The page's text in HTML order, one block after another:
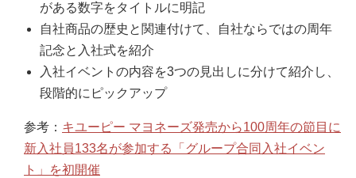
がある数字をタイトルに明記
自社商品の歴史と関連付けて、自社ならではの周年
記念と入社式を紹介
入社イベントの内容を3つの見出しに分けて紹介し、
段階的にピックアップ
参考： キユーピー マヨネーズ発売から100周年の節目に
新入社員133名が参加する「グループ合同入社イベン
ト」を初開催